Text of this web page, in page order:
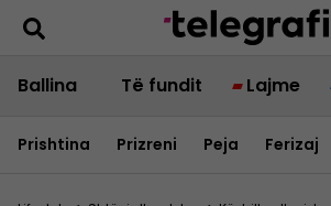
Ballina Të fundit Lajme
Prishtina Prizreni Peja Ferizaj